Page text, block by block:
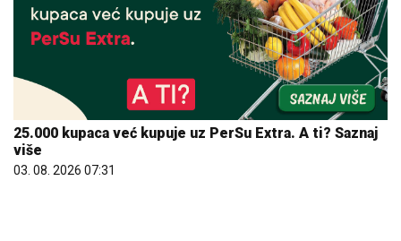
25.000 kupaca već kupuje uz PerSu Extra. A ti? Saznaj
više
03. 08. 2026 07:31